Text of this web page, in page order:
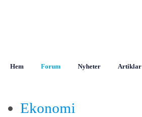
Hem Forum Nyheter Artiklar
Ekonomi